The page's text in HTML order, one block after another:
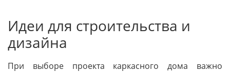
Идеи для строительства и
дизайна
При выборе проекта каркасного дома важно